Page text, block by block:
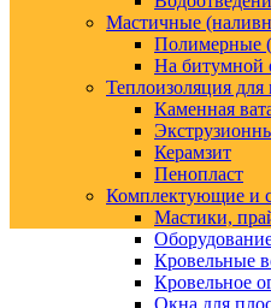
Мастичные
Полимерные
На битумной
Теплоизоляция для
Каменная
Керамзит
Пенопласт
Комплектующие и
Мастики,
Кровельные
Кровельное
Окна для